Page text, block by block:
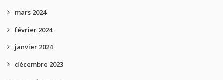
mars 2024
février 2024
janvier 2024
décembre 2023